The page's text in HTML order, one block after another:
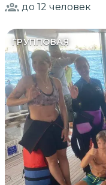
до 12 человек
ГРУППОВАЯ